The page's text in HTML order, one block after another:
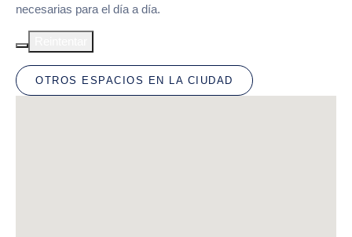
necesarias para el día a día.
OTROS ESPACIOS EN LA CIUDAD